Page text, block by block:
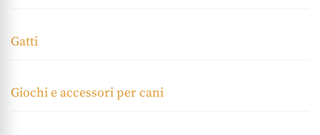
Gatti
Giochi e accessori per cani